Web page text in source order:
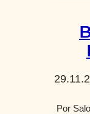
Por